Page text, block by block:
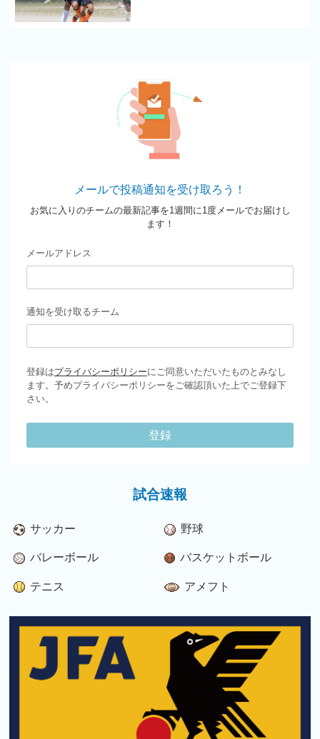
メールで投稿通知を受け取ろう！
お気に入りのチームの最新記事を1週間に1度メールでお届けし
ます！
メールアドレス
通知を受け取るチーム
登録はプライバシーポリシーにご同意いただいたものとみなし
ます。予めプライバシーポリシーをご確認頂いた上でご登録下
さい。
登録
試合速報
サッカー 野球
バレーボール バスケットボール
テニス アメフト